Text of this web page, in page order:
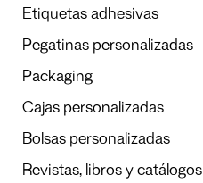
Etiquetas adhesivas
Pegatinas personalizadas
Packaging
Cajas personalizadas
Bolsas personalizadas
Revistas, libros y catálogos